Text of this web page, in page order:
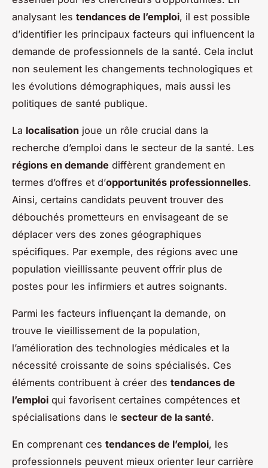
analysant les tendances de l’emploi, il est possible
d’identifier les principaux facteurs qui influencent la
demande de professionnels de la santé. Cela inclut
non seulement les changements technologiques et
les évolutions démographiques, mais aussi les
politiques de santé publique.
La localisation joue un rôle crucial dans la
recherche d’emploi dans le secteur de la santé. Les
régions en demande diffèrent grandement en
termes d’offres et d’opportunités professionnelles.
Ainsi, certains candidats peuvent trouver des
débouchés prometteurs en envisageant de se
déplacer vers des zones géographiques
spécifiques. Par exemple, des régions avec une
population vieillissante peuvent offrir plus de
postes pour les infirmiers et autres soignants.
Parmi les facteurs influençant la demande, on
trouve le vieillissement de la population,
l’amélioration des technologies médicales et la
nécessité croissante de soins spécialisés. Ces
éléments contribuent à créer des tendances de
l’emploi qui favorisent certaines compétences et
spécialisations dans le secteur de la santé.
En comprenant ces tendances de l’emploi, les
professionnels peuvent mieux orienter leur carrière